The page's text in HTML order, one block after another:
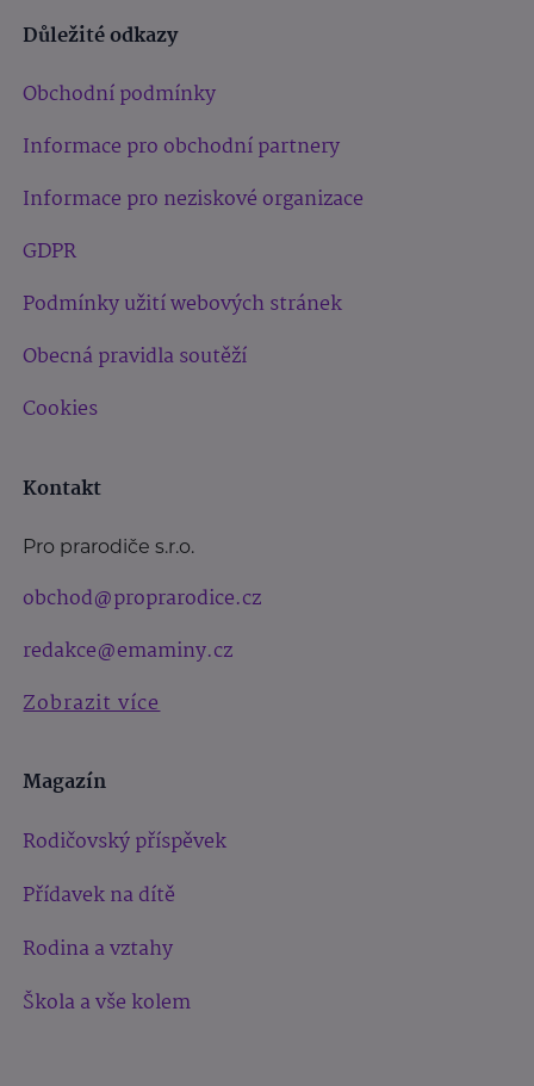
Důležité odkazy
Obchodní podmínky
Informace pro obchodní partnery
Informace pro neziskové organizace
GDPR
Podmínky užití webových stránek
Obecná pravidla soutěží
Cookies
Kontakt
Pro prarodiče s.r.o.
obchod@proprarodice.cz
redakce@emaminy.cz
Zobrazit více
Magazín
Rodičovský příspěvek
Přídavek na dítě
Rodina a vztahy
Škola a vše kolem